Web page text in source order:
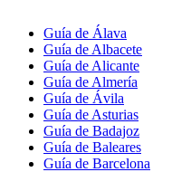
Guía de Álava
Guía de Albacete
Guía de Alicante
Guía de Almería
Guía de Ávila
Guía de Asturias
Guía de Badajoz
Guía de Baleares
Guía de Barcelona